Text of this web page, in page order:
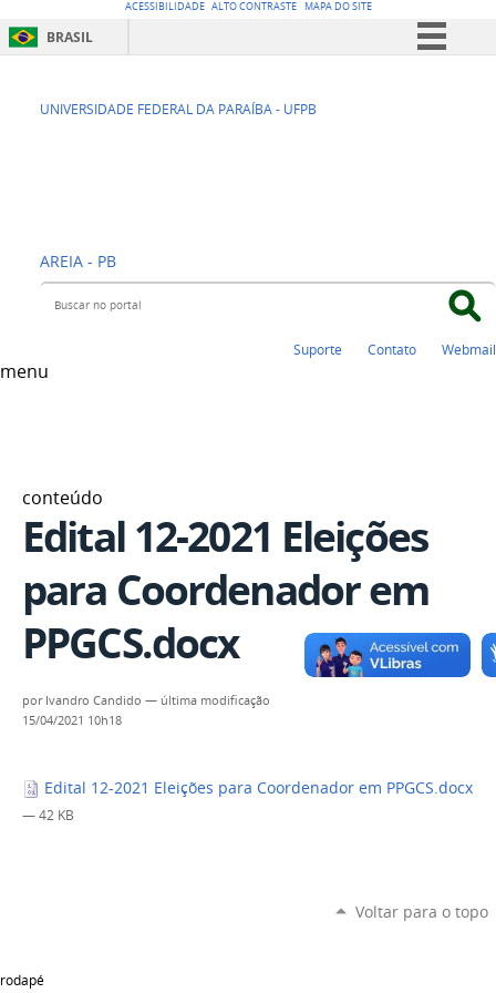
ACESSIBILIDADE ALTO CONTRASTE MAPA DO SITE
BRASIL
Comunica BR
UNIVERSIDADE FEDERAL DA PARAÍBA - UFPB
CCA - CENTRO DE
AREIA - PB
Buscar no portal
Suporte Contato Webmail
menu
conteúdo
Edital 12-2021 Eleições
para Coordenador em
PPGCS.docx
por Ivandro Candido — última modificação
15/04/2021 10h18
Edital 12-2021 Eleições para Coordenador em PPGCS.docx
— 42 KB
Voltar para o topo
rodapé